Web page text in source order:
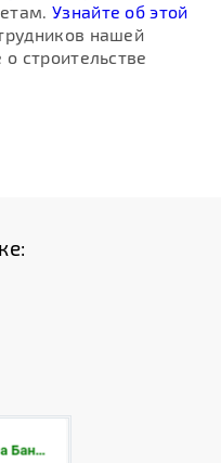
Узнайте об этой
нашей
строительстве